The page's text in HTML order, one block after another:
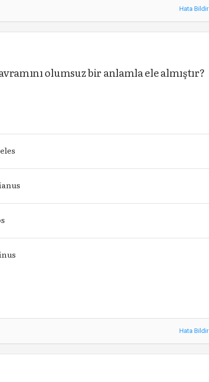
Hata Bildir
olumsuz bir anlamla ele almıştır?
Hata Bildir